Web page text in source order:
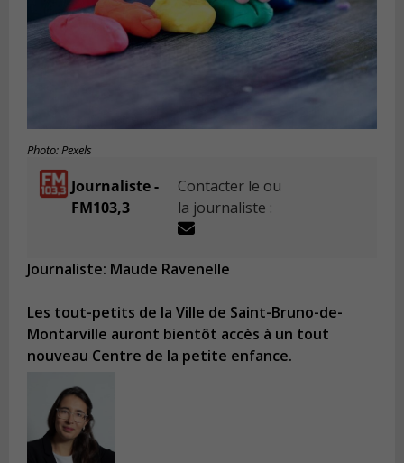
Photo: Pexels
Journaliste -
FM103,3
Contacter le ou
la journaliste :
Journaliste: Maude Ravenelle
Les tout-petits de la Ville de Saint-Bruno-de-
Montarville auront bientôt accès à un tout
nouveau Centre de la petite enfance.